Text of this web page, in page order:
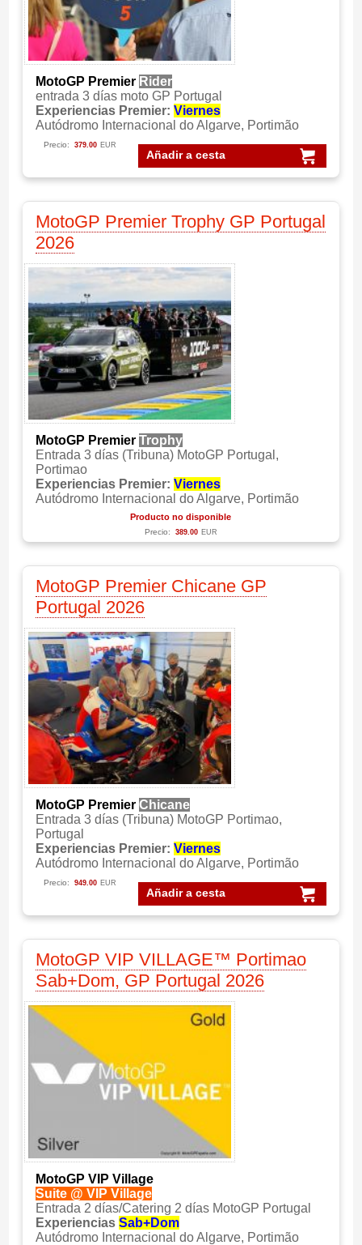
MotoGP Premier Rider
entrada 3 días moto GP Portugal
Experiencias Premier: Viernes
Autódromo Internacional do Algarve, Portimão
Añadir a cesta
Precio: 379.00 EUR
MotoGP Premier Trophy GP Portugal
2026
MotoGP Premier Trophy
Entrada 3 días (Tribuna) MotoGP Portugal,
Portimao
Experiencias Premier: Viernes
Autódromo Internacional do Algarve, Portimão
Producto no disponible
Precio: 389.00 EUR
MotoGP Premier Chicane GP
Portugal 2026
MotoGP Premier Chicane
Entrada 3 días (Tribuna) MotoGP Portimao,
Portugal
Experiencias Premier: Viernes
Autódromo Internacional do Algarve, Portimão
Añadir a cesta
Precio: 949.00 EUR
MotoGP VIP VILLAGE™ Portimao
Sab+Dom, GP Portugal 2026
MotoGP VIP Village
Suite @ VIP Village
Entrada 2 días/Catering 2 días MotoGP Portugal
Experiencias Sab+Dom
Autódromo Internacional do Algarve, Portimão